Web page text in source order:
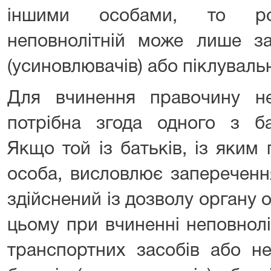
іншими особами, то
неповнолітній може лише
(усиновлювачів) або
Для вчинення правочину
потрібна згода одного з
Якщо той із батьків, із яким
особа, висловлює
здійснений із дозволу органу
цьому при вчиненні
транспортних засобів або